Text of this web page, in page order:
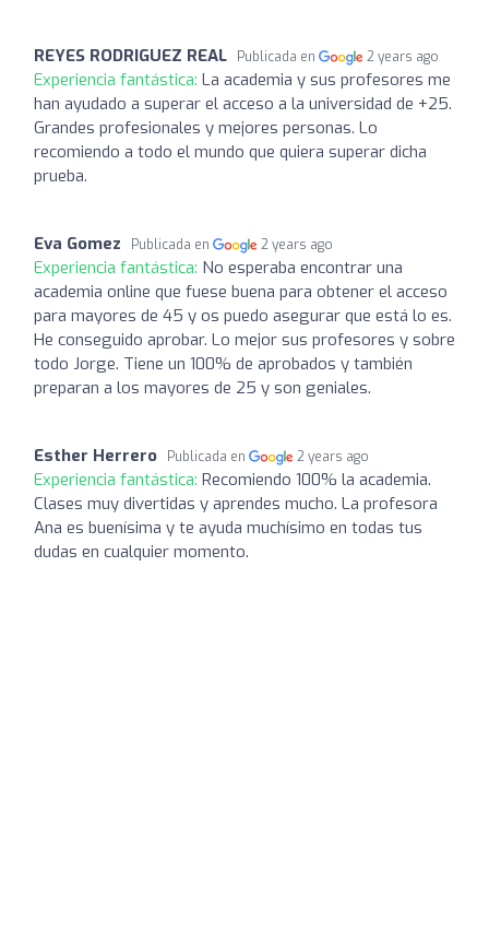
REYES RODRIGUEZ REAL Publicada en 2 years ago
Experiencia fantástica: La academia y sus profesores me
han ayudado a superar el acceso a la universidad de +25.
Grandes profesionales y mejores personas. Lo
recomiendo a todo el mundo que quiera superar dicha
prueba.
Eva Gomez Publicada en 2 years ago
Experiencia fantástica: No esperaba encontrar una
academia online que fuese buena para obtener el acceso
para mayores de 45 y os puedo asegurar que está lo es.
He conseguido aprobar. Lo mejor sus profesores y sobre
todo Jorge. Tiene un 100% de aprobados y también
preparan a los mayores de 25 y son geniales.
Esther Herrero Publicada en 2 years ago
Experiencia fantástica: Recomiendo 100% la academia.
Clases muy divertidas y aprendes mucho. La profesora
Ana es buenísima y te ayuda muchísimo en todas tus
dudas en cualquier momento.